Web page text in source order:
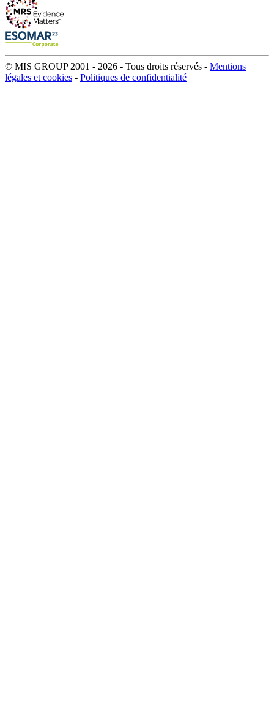
© MIS GROUP 2001 - 2026 - Tous droits réservés - Mentions
légales et cookies - Politiques de confidentialité